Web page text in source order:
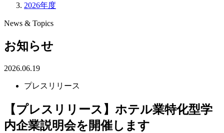
2026年度
News & Topics
お知らせ
2026.06.19
プレスリリース
【プレスリリース】ホテル業特化型学
内企業説明会を開催します